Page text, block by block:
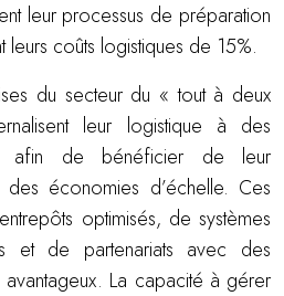
leur processus de préparation
coûts logistiques de 15%.
du secteur du « tout à deux
leur logistique à des
afin de bénéficier de leur
économies d’échelle. Ces
optimisés, de systèmes
et de partenariats avec des
La capacité à gérer